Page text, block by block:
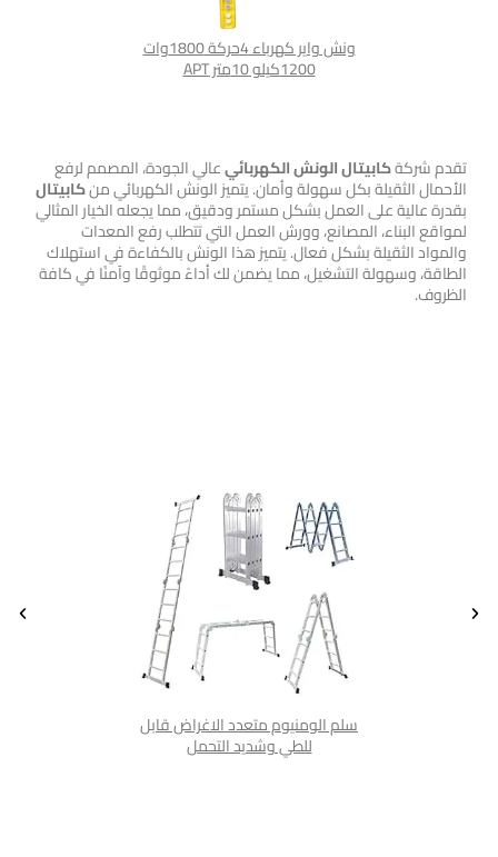
تقدم شركةكابيتالالونش الكهربائيعالي الجودة، المصمم لرفع
الأحمال الثقيلة بكل سهولة وأمان. يتميز الونش الكهربائي منكابيتال
بقدرة عالية على العمل بشكل مستمر ودقيق، مما يجعله الخيار المثالي
لمواقع البناء، المصانع، وورش العمل التي تتطلب رفع المعدات
والمواد الثقيلة بشكل فعال. يتميز هذا الونش بالكفاءة في استهلاك
الطاقة، وسهولة التشغيل، مما يضمن لك أداءً موثوقًا وآمنًا في كافة
الظروف.
ونش واير كهرباء 4حركة 1800وات
1200كيلو 10متر APT
سلم الومنيوم متعدد الاغراض قابل
للطي وشديد التحمل